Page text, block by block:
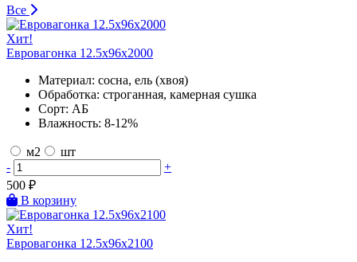
Все
Хит!
Евровагонка 12.5х96х2000
Материал: сосна, ель (хвоя)
Обработка: строганная, камерная сушка
Сорт: АБ
Влажность: 8-12%
м2
шт
-
+
500 ₽
В корзину
Хит!
Евровагонка 12.5х96х2100